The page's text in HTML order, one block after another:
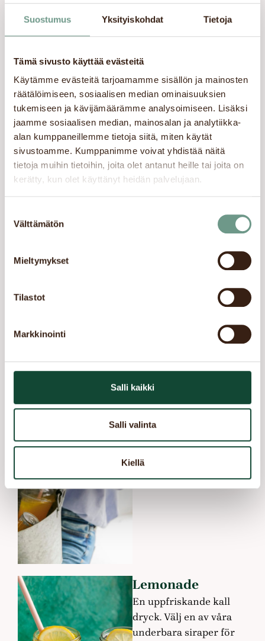
Suostumus Yksityiskohdat Tietoja
Tämä sivusto käyttää evästeitä
Käytämme evästeitä tarjoamamme sisällön ja mainosten
räätälöimiseen, sosiaalisen median ominaisuuksien
tukemiseen ja kävijämäärämme analysoimiseen. Lisäksi
jaamme sosiaalisen median, mainosalan ja analytiikka-
alan kumppaneillemme tietoja siitä, miten käytät
sivustoamme. Kumppanimme voivat yhdistää näitä
tietoja muihin tietoihin, joita olet antanut heille tai joita on
kerätty, kun olet käyttänyt heidän palvelujaan.
valinta
Välttämätön
Mieltymykset
Tilastot
Markkinointi
Salli kaikki
Salli valinta
Kiellä
svalkande isbitar och
läckra jordgubbspärlor
till en imponerande
jordgubbig, lagom
matchasmakande och
härligt bubblig. Det
perfekta valet när du vill
ha något nytt och
trendigt i din dag.
Matcha Latte
Red Bull Infusions
Bull + smaksatt sirap.
Obs. endast för de över
15 år.
Lemonade
En uppfriskande kall
dryck. Välj en av våra
underbara siraper för